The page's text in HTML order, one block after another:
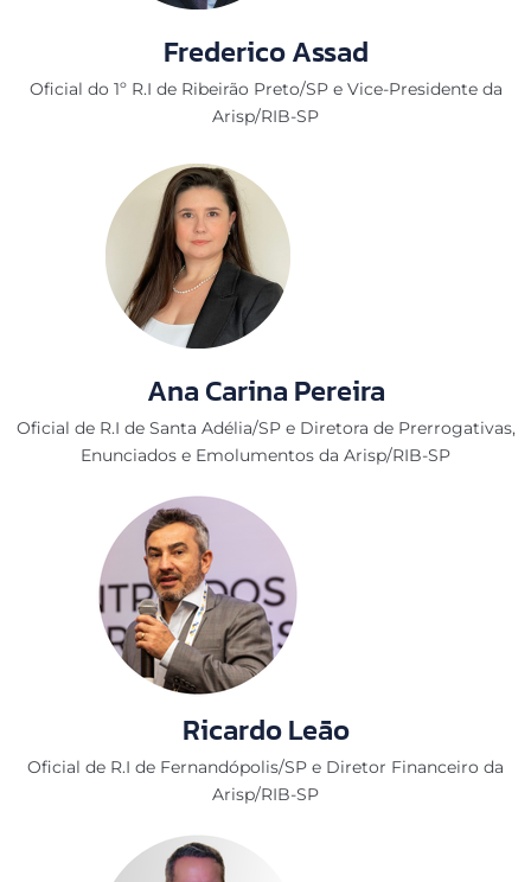
Frederico Assad
Oficial do 1º R.I de Ribeirão Preto/SP e Vice-Presidente da
Arisp/RIB-SP
Ana Carina Pereira
Oficial de R.I de Santa Adélia/SP e Diretora de Prerrogativas,
Enunciados e Emolumentos da Arisp/RIB-SP
Ricardo Leão
Oficial de R.I de Fernandópolis/SP e Diretor Financeiro da
Arisp/RIB-SP